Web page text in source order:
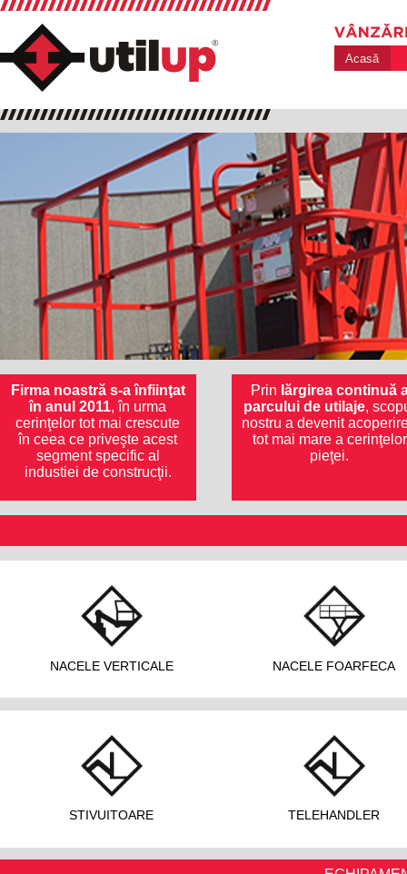
Acasă
Firma noastră s-a înfiinţat
în anul 2011, în urma
cerinţelor tot mai crescute
în ceea ce priveşte acest
segment specific al
industiei de construcţii.
Prin lărgirea continuă
parcului de utilaje,
nostru a devenit
tot mai mare a cerinţelor
pieţei.
NACELE VERTICALE NACELE FOARFECA
STIVUITOARE TELEHANDLER